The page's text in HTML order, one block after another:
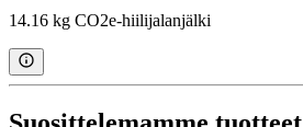
14.16 kg CO2e-hiilijalanjälki